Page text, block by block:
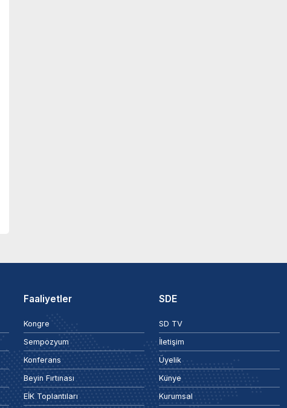
Faaliyetler
Kongre
Sempozyum
Konferans
Beyin Fırtınası
EİK Toplantıları
SDE
SD TV
İletişim
Üyelik
Künye
Kurumsal